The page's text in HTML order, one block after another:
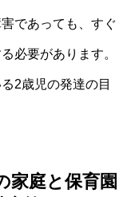
であっても、すぐ
必要があります。
2歳児の発達の目
家庭と保育園